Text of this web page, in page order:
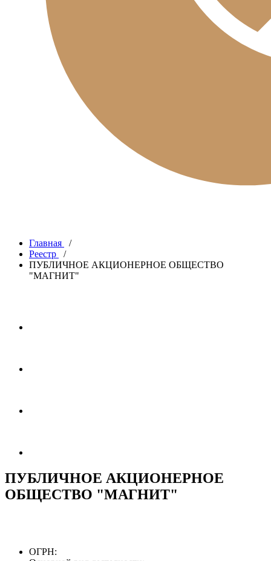
Главная
/
Реестр
/
ПУБЛИЧНОЕ АКЦИОНЕРНОЕ ОБЩЕСТВО
"МАГНИТ"
ПУБЛИЧНОЕ АКЦИОНЕРНОЕ
ОБЩЕСТВО "МАГНИТ"
ОГРН: